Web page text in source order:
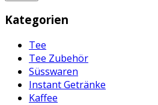
Kategorien
Tee
Tee Zubehör
Süsswaren
Instant Getränke
Kaffee